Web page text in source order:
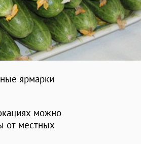
ярмарки
можно
от местных